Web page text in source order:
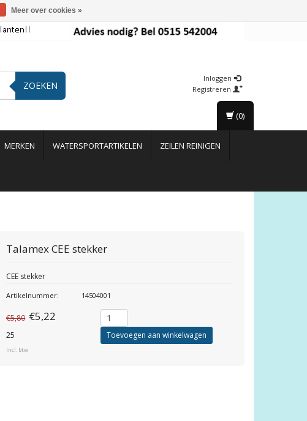
ZOEKEN
Inloggen
Registreren
MERKEN WATERSPORTARTIKELEN ZEILEN REINIGEN
(0)
TalamexCEE stekker
CEE stekker
Artikelnummer: 14504001
€5,80 €5,22
25
Incl. btw
Toevoegen aan winkelwagen
Meer over cookies »